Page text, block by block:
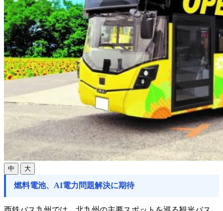
中 大
燃料電池、AI電力問題解決に期待